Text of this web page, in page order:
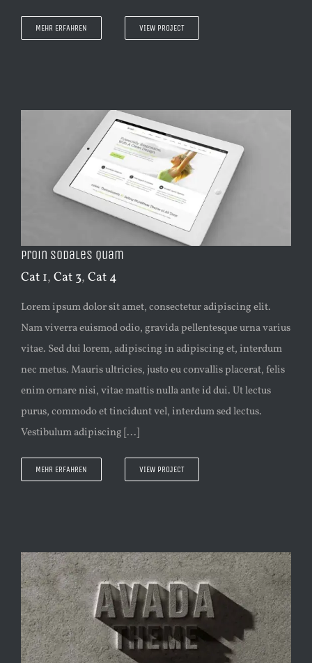
MEHR ERFAHREN VIEW PROJECT
Proin Sodales Quam
Cat 1, Cat 3, Cat 4
Lorem ipsum dolor sit amet, consectetur adipiscing elit.
Nam viverra euismod odio, gravida pellentesque urna varius
vitae. Sed dui lorem, adipiscing in adipiscing et, interdum
nec metus. Mauris ultricies, justo eu convallis placerat, felis
enim ornare nisi, vitae mattis nulla ante id dui. Ut lectus
purus, commodo et tincidunt vel, interdum sed lectus.
Vestibulum adipiscing [...]
MEHR ERFAHREN VIEW PROJECT